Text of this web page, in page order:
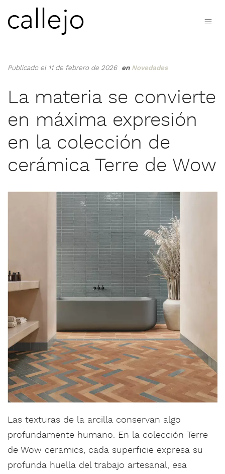
Publicado el 11 de febrero de 2026 en Novedades
La materia se convierte
en máxima expresión
en la colección de
cerámica Terre de Wow
Las texturas de la arcilla conservan algo
profundamente humano. En la colección Terre
de Wow ceramics, cada superficie expresa su
profunda huella del trabajo artesanal, esa